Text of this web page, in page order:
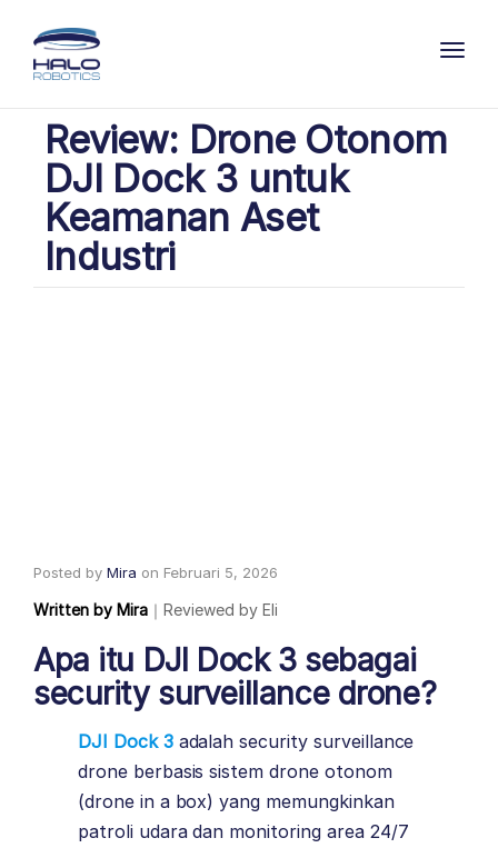
Review: Drone Otonom
DJI Dock 3 untuk
Keamanan Aset
Industri
Posted by Mira on Februari 5, 2026
Written by Mira ｜ Reviewed by Eli
Apa itu DJI Dock 3 sebagai
security surveillance drone?
DJI Dock 3adalah security surveillance
drone berbasis sistem drone otonom
(drone in a box) yang memungkinkan
patroli udara dan monitoring area 24/7